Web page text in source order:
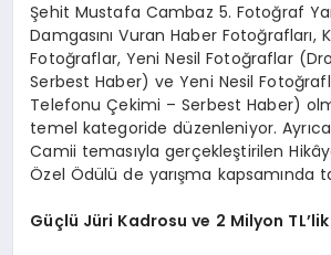
Şehit Mustafa Cambaz 5. Fotoğraf
Damgasını Vuran Haber Fotoğrafları,
Fotoğraflar, Yeni Nesil Fotoğraflar
Serbest Haber) ve Yeni Nesil
Telefonu Çekimi – Serbest Haber)
temel kategoride düzenleniyor.
Camii temasıyla gerçekleştirilen
Özel Ödülü de yarışma kapsamında
Güçlü Jüri Kadrosu ve 2 Milyon